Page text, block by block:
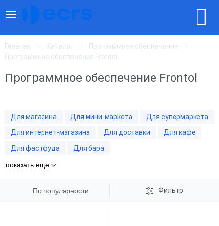
Главная Каталог
Программное обеспечение
Программное обеспечение Frontol
Программное обеспечение Frontol
Для магазина Для мини-маркета
Для супермаркета
Для интернет-магазина
Для доставки
Для кафе
Для фастфуда
Для бара
показать еще
По популярности Фильтр
По популярности
По цене, по возрастанию
По цене, по убыванию